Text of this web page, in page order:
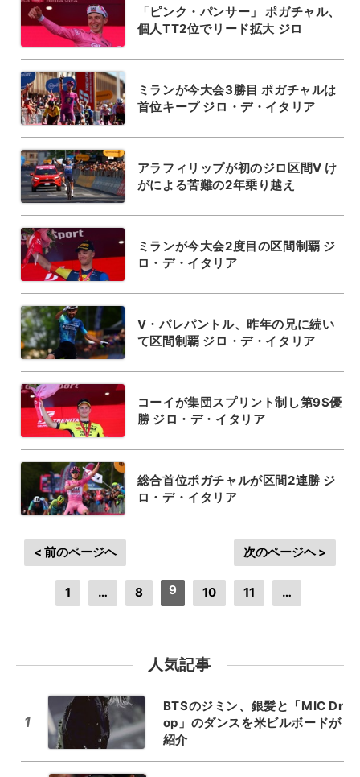
「ピンク・パンサー」 ポガチャル、
個人TT2位でリード拡大 ジロ
ミランが今大会3勝目 ポガチャルは
首位キープ ジロ・デ・イタリア
アラフィリップが初のジロ区間V け
がによる苦難の2年乗り越え
ミランが今大会2度目の区間制覇 ジ
ロ・デ・イタリア
V・パレパントル、昨年の兄に続い
て区間制覇 ジロ・デ・イタリア
コーイが集団スプリント制し第9S優
勝 ジロ・デ・イタリア
総合首位ポガチャルが区間2連勝 ジ
ロ・デ・イタリア
< 前のページヘ
1 … 8 9 10 11 …
次のページヘ >
人気記事
1
BTSのジミン、銀髪と「MIC Dr
op」のダンスを米ビルボードが
紹介